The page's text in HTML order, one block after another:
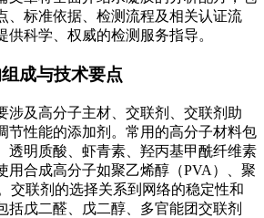
、标准依据、检测流程及相关认证流
供科学、权威的检测服务指导。
成与技术要点
涉及高分子主材、交联剂、交联剂助
节性能的添加剂。常用的高分子材料包
透明质酸、虾青素、羟丙基甲酰纤维素
用合成高分子如聚乙烯醇（PVA）、聚
交联剂的选择关系到网络的稳定性和
括戊二醛、戊二醇、多官能团交联剂